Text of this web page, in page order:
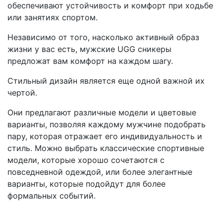
обеспечивают устойчивость и комфорт при ходьбе
или занятиях спортом.
Независимо от того, насколько активный образ
жизни у вас есть, мужские UGG сникеры
предложат вам комфорт на каждом шагу.
Стильный дизайн является еще одной важной их
чертой.
Они предлагают различные модели и цветовые
варианты, позволяя каждому мужчине подобрать
пару, которая отражает его индивидуальность и
стиль. Можно выбрать классические спортивные
модели, которые хорошо сочетаются с
повседневной одеждой, или более элегантные
варианты, которые подойдут для более
формальных событий.